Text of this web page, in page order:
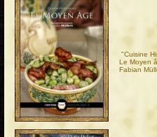
"Cuisine
Le Moyen
Fabian